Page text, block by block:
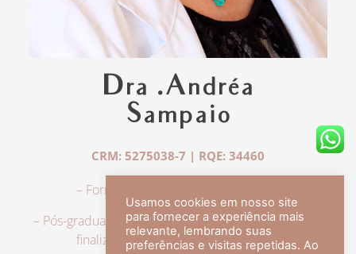
Dra .Andréa
Sampaio
CRM: 5275038-7 | RQE: 34460
– Formação em Medicina pela UFRJ.
– Pós-graduação em Dermatologia pela UFRJ, tendo
finalizado a especialização em 2007.
Usamos cookies em nosso site
para fornecer a experiência mais
relevante, lembrando suas
preferências e visitas repetidas. Ao